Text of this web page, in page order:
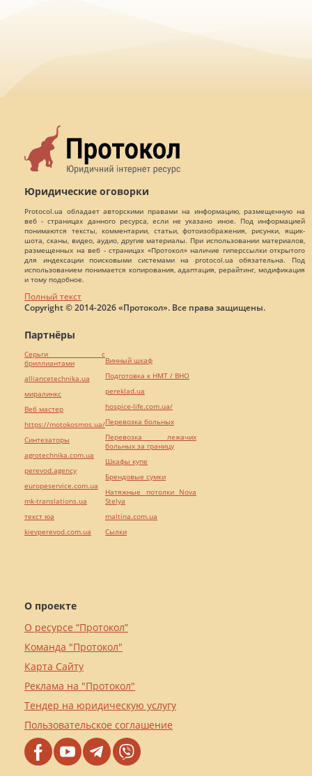
Юридические оговорки
Protocol.ua обладает авторскими правами на информацию, размещенную на
веб - страницах данного ресурса, если не указано иное. Под информацией
понимаются тексты, комментарии, статьи, фотоизображения, рисунки, ящик-
шота, сканы, видео, аудио, другие материалы. При использовании материалов,
размещенных на веб - страницах «Протокол» наличие гиперссылки открытого
для индексации поисковыми системами на protocol.ua обязательна. Под
использованием понимается копирования, адаптация, рерайтинг, модификация
и тому подобное.
Полный текст
Copyright © 2014-2026 «Протокол». Все права защищены.
О проекте
О ресурсе “Протокол”
Команда "Протокол"
Карта Сайту
Реклама на "Протокол"
Тендер на юридическую услугу
Пользовательское соглашение
Партнёры
Серьги с
бриллиантами
alliancetechnika.ua
миралинкс
Веб мастер
https://motokosmos.ua/
Синтезаторы
agrotechnika.com.ua
perevod.agency
europeservice.com.ua
mk-translations.ua
текст юа
kievperevod.com.ua
Винный шкаф
Подготовка к НМТ / ВНО
pereklad.ua
hospice-life.com.ua/
Перевозка больных
Перевозка лежачих
больных за границу
Шкафы купе
Брендовые сумки
Натяжные потолки Nova
Stelya
maltina.com.ua
Cылки